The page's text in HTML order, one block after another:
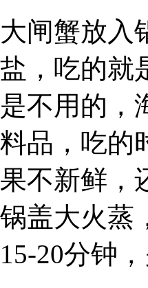
大闸蟹放入
盐，吃的就
是不用的，
料品，吃的
果不新鲜，
锅盖大火蒸
15-20分钟